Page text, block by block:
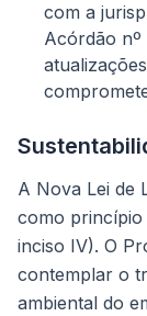
com a
Acórdão nº
A Nova Lei de
como princípio
inciso IV). O
contemplar o
ambiental do